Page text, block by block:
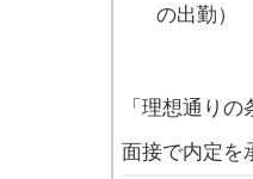
の出勤）
「理想通り
面接で内定を